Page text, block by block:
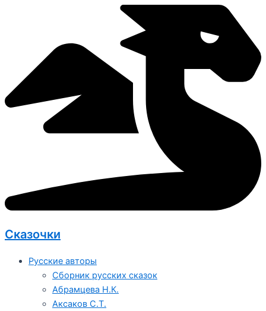
Сказочки
Русские авторы
Сборник русских сказок
Абрамцева Н.К.
Аксаков С.Т.